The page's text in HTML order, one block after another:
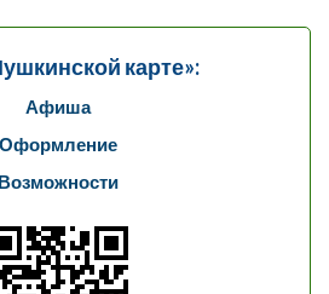
карте»:
Афиша
Оформление
Возможности